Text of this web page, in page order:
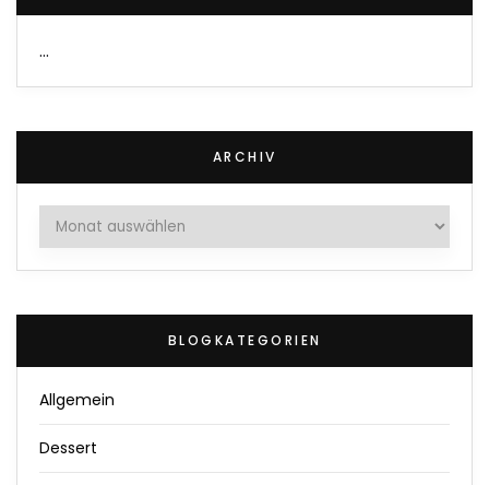
…
ARCHIV
Archiv
BLOGKATEGORIEN
Allgemein
Dessert